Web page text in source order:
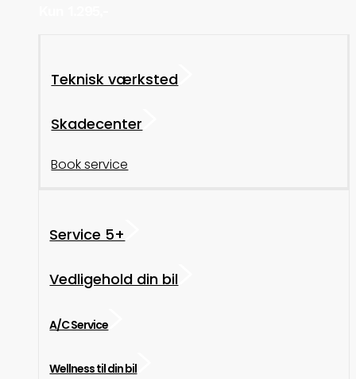
Teknisk værksted
Skadecenter
Book service
Service 5+
Vedligehold din bil
A/C Service
Wellness til din bil